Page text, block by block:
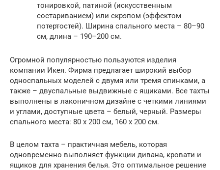
тонировкой, патиной (искусственным
состариванием) или скрэпом (эффектом
потертостей). Ширина спального места – 80–90
см, длина – 190–200 см.
Огромной популярностью пользуются изделия
компании Икея. Фирма предлагает широкий выбор
односпальных моделей с двумя или тремя спинками, а
также – двуспальные выдвижные с ящиками. Все тахты
выполнены в лаконичном дизайне с четкими линиями
и углами, доступные цвета – белый, черный. Размеры
спального места: 80 х 200 см, 160 х 200 см.
В целом тахта – практичная мебель, которая
одновременно выполняет функции дивана, кровати и
ящиков для хранения белья. Это оптимальное решение